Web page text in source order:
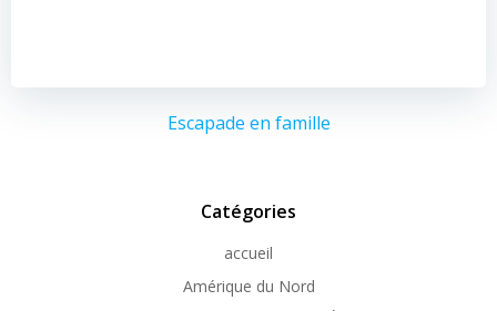
Escapade en famille
Catégories
accueil
Amérique du Nord